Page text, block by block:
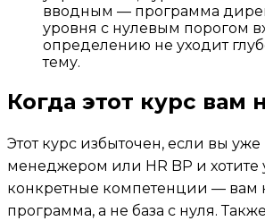
вводным — программа
уровня с нулевым порогом
определению не уходит
тему.
Когда этот курс вам
Этот курс избыточен, если вы уже
менеджером или HR BP и хотите
конкретные компетенции — вам
программа, а не база с нуля.